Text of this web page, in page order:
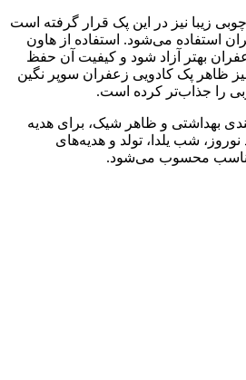
زیبا نیز در این پک قرار گرفته است
استفاده می‌شود. استفاده از هاون
بهتر آزاد شود و کیفیت آن حفظ
ظاهر پک کادویی زعفران سوپر نگین
بهداشتی و ظاهر شیک، برای هدیه
شب یلدا، تولد و هدیه‌های
مناسب محسوب می‌شود.